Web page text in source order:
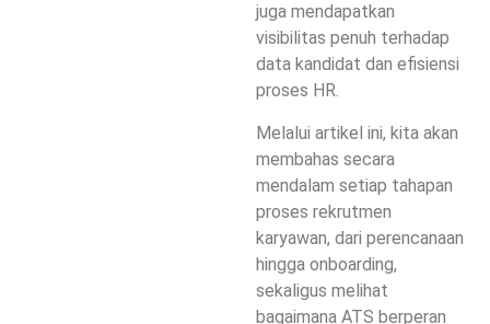
juga mendapatkan
visibilitas penuh terhadap
data kandidat dan efisiensi
proses HR.
Melalui artikel ini, kita akan
membahas secara
mendalam setiap tahapan
proses rekrutmen
karyawan, dari perencanaan
hingga onboarding,
sekaligus melihat
bagaimana ATS berperan